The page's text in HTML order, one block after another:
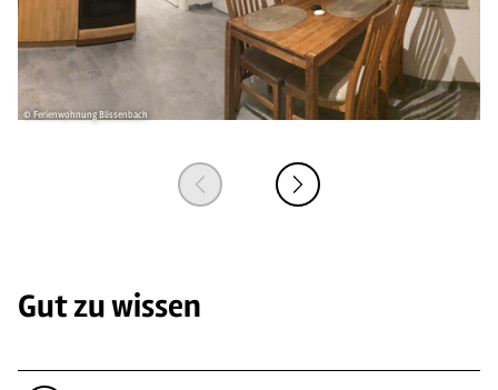
© Ferienwohnung Blissenbach
Gut zu wissen